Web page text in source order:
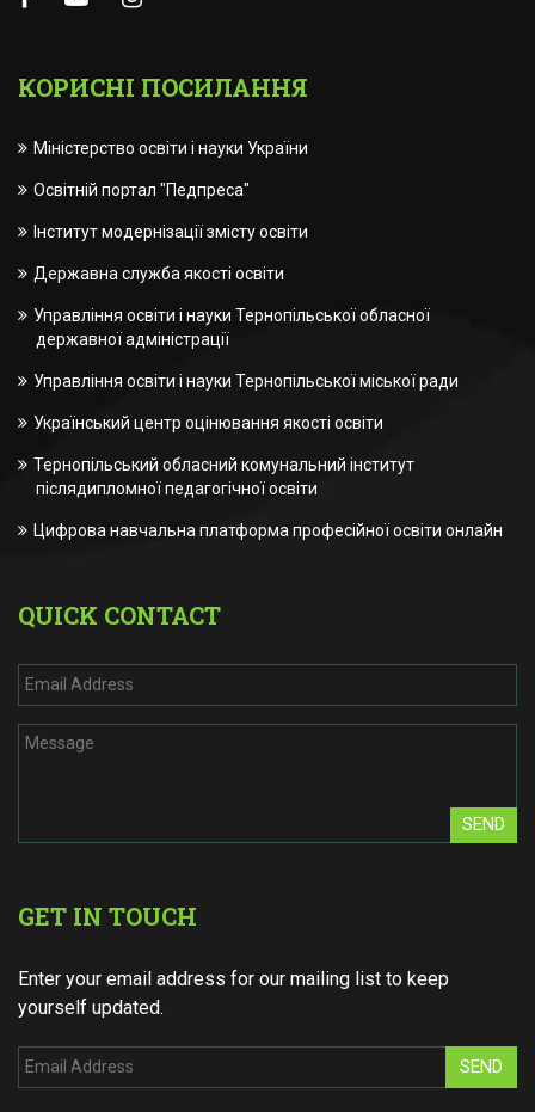
КОРИСНІ ПОСИЛАННЯ
Міністерство освіти і науки України
Освітній портал "Педпреса"
Інститут модернізації змісту освіти
Державна служба якості освіти
Управління освіти і науки Тернопільської обласної
державної адміністрації
Управління освіти і науки Тернопільської міської ради
Український центр оцінювання якості освіти
Тернопільський обласний комунальний інститут
післядипломної педагогічної освіти
Цифрова навчальна платформа професійної освіти онлайн
QUICK CONTACT
SEND
GET IN TOUCH
Enter your email address for our mailing list to keep
yourself updated.
SEND